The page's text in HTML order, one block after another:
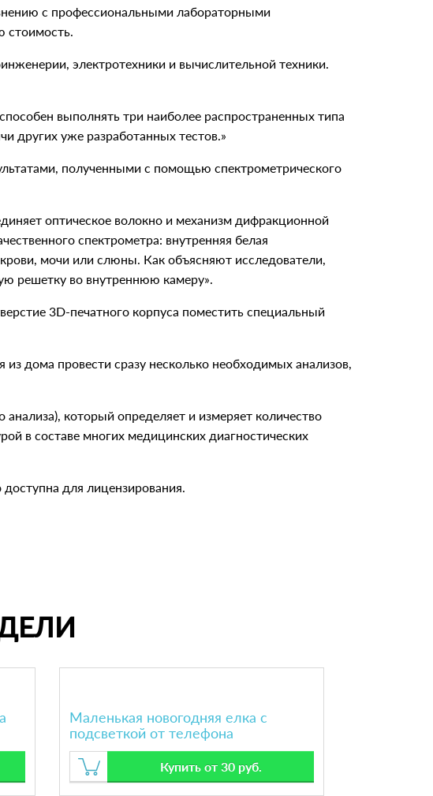
с профессиональными лабораторными
стоимость.
электротехники и вычислительной техники.
выполнять три наиболее распространенных типа
других уже разработанных тестов.»
полученными с помощью спектрометрического
оптическое волокно и механизм дифракционной
спектрометра: внутренняя белая
мочи или слюны. Как объясняют исследователи,
решетку во внутреннюю камеру».
3D-печатного корпуса поместить специальный
дома провести сразу несколько необходимых анализов,
который определяет и измеряет количество
в составе многих медицинских диагностических
для лицензирования.
Маленькая новогодняя елка с
подсветкой от телефона
Купить от 30 руб.